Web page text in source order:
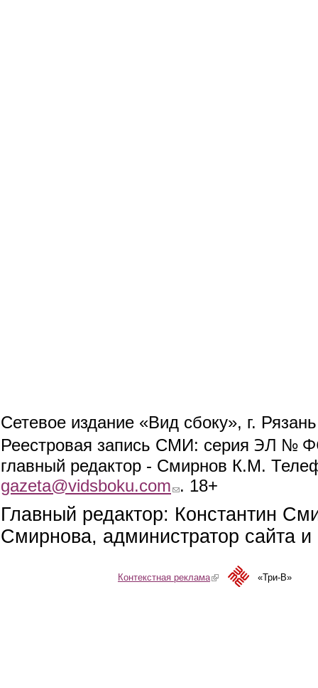
Сетевое издание «Вид сбоку», г.
Реестровая запись СМИ: серия ЭЛ №
главный редактор - Смирнов К.М.
gazeta@vidsboku.com (link sends e-mail)
. 18+
Главный редактор: Константин
Смирнова, администратор сайта
Контекстная реклама(link is external)«Три-В»